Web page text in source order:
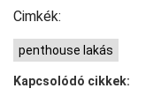
Cimkék:
penthouse lakás
Kapcsolódó cikkek: